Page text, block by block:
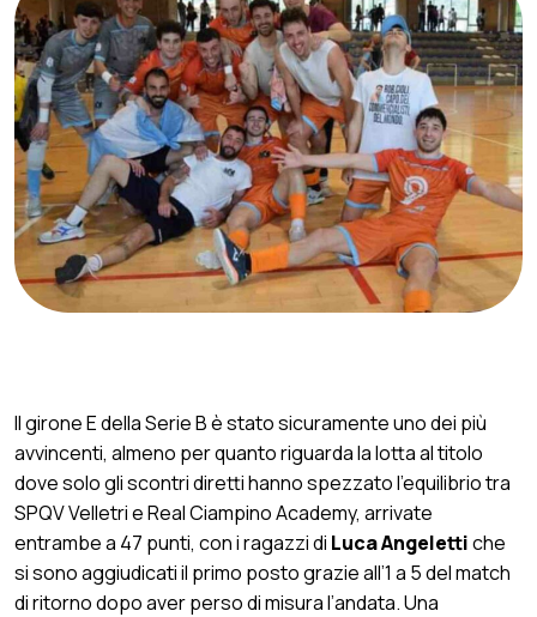
Il girone E della Serie B è stato sicuramente uno dei più
avvincenti, almeno per quanto riguarda la lotta al titolo
dove solo gli scontri diretti hanno spezzato l’equilibrio tra
SPQV Velletri e Real Ciampino Academy, arrivate
entrambe a 47 punti, con i ragazzi di Luca Angelettiche
si sono aggiudicati il primo posto grazie all’1 a 5 del match
di ritorno dopo aver perso di misura l’andata. Una